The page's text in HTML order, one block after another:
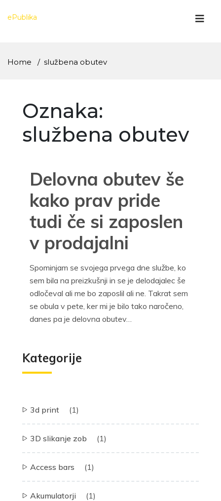
ePublika
Home službena obutev
Oznaka:
službena obutev
Delovna obutev še
kako prav pride
tudi če si zaposlen
v prodajalni
Spominjam se svojega prvega dne službe, ko
sem bila na preizkušnji in se je delodajalec še
odločeval ali me bo zaposlil ali ne. Takrat sem
se obula v pete, ker mi je bilo tako naročeno,
danes pa je delovna obutev…
Kategorije
3d print (1)
3D slikanje zob (1)
Access bars (1)
Akumulatorji (1)